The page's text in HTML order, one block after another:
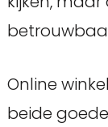
Online
beide